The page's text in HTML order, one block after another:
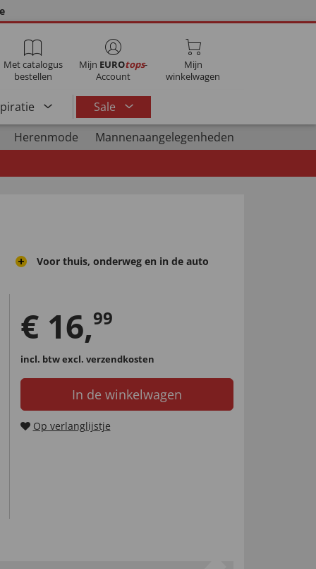
Met catalogus
bestellen
Mijn EUROtops-
Account
Mijn
winkelwagen
Sale
Herenmode
Mannenaangelegenheden
Voor thuis, onderweg en in de auto
€ 16,99
incl. btwexcl. verzendkosten
In de winkelwagen
Op verlanglijstje